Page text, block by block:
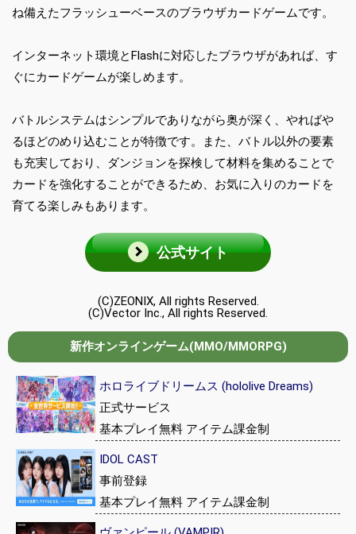
ね備えたフラッシューベースのブラウザカードゲームです。
インターネット環境とFlashに対応したブラウザがあれば、す
ぐにカードゲームが楽しめます。
バトルシステムはシンプルでありながら奥が深く、やればや
るほどのめり込むことが特徴です。また、バトル以外の要素
も充実しており、ダンジョンを探検して材料を集めることで
カードを強化することができるため、お気に入りのカードを
育てる楽しみもあります。
公式サイト
(C)ZEONIX, All rights Reserved.
(C)Vector Inc., All rights Reserved.
新作オンラインゲーム(MMO/MMORPG)
ホロライブドリームス (hololive Dreams)
正式サービス
基本プレイ無料 アイテム課金制
IDOL CAST
事前登録
基本プレイ無料 アイテム課金制